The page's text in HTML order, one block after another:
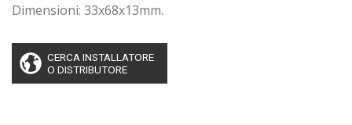
Dimensioni: 33x68x13mm.
CERCA INSTALLATORE
O DISTRIBUTORE